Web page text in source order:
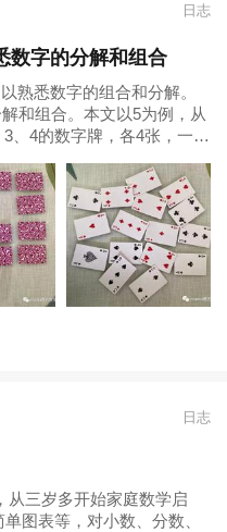
日志
数字的分解和组合
熟悉数字的组合和分解。
和组合。本文以5为例，从
、4的数字牌，各4张，一共
日志
三岁多开始家庭数学启
图表等，对小数、分数、